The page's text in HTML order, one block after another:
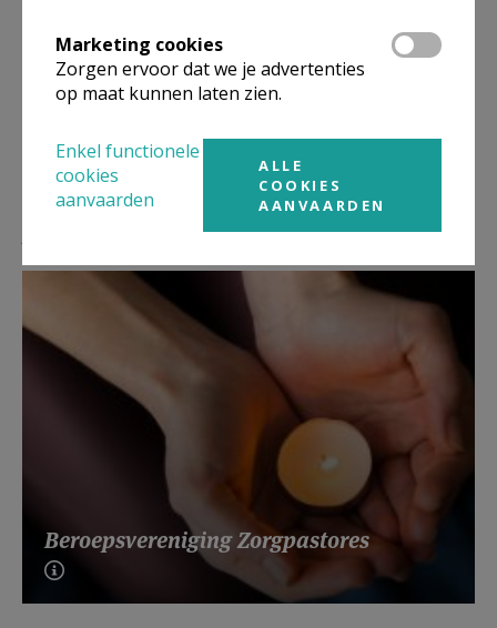
Beroepsvereniging Zorgpastores
Marketing cookies
Zorgen ervoor dat we je advertenties
op maat kunnen laten zien.
Enkel functionele
cookies
aanvaarden
ALLE
COOKIES
AANVAARDEN